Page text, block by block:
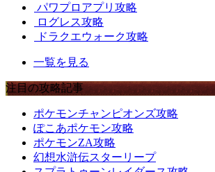
パワプロアプリ攻略
ログレス攻略
ドラクエウォーク攻略
一覧を見る
注目の攻略記事
ポケモンチャンピオンズ攻略
ぽこあポケモン攻略
ポケモンZA攻略
幻想水滸伝スターリープ